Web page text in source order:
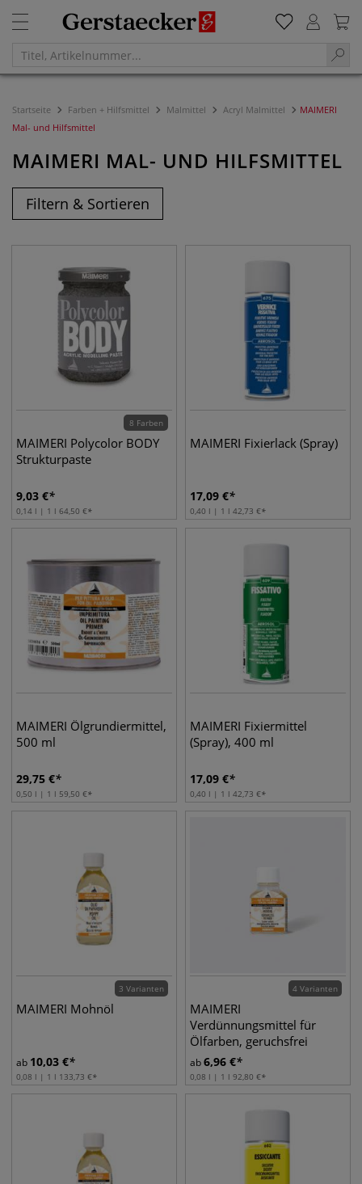
Startseite Farben + Hilfsmittel Malmittel Acryl Malmittel
MAIMERI
Mal- und Hilfsmittel
MAIMERI MAL- UND HILFSMITTEL
Filtern & Sortieren
8 Farben
MAIMERI Polycolor BODY
Strukturpaste
9,03 €
0,14 l | 1 l 64,50 €
MAIMERI Fixierlack (Spray)
17,09 €
0,40 l | 1 l 42,73 €
MAIMERI Ölgrundiermittel,
500 ml
29,75 €
0,50 l | 1 l 59,50 €
MAIMERI Fixiermittel
(Spray), 400 ml
17,09 €
0,40 l | 1 l 42,73 €
3 Varianten
MAIMERI Mohnöl
ab 10,03 €
0,08 l | 1 l 133,73 €
4 Varianten
MAIMERI
Verdünnungsmittel für
Ölfarben, geruchsfrei
ab6,96 €
0,08 l | 1 l 92,80 €